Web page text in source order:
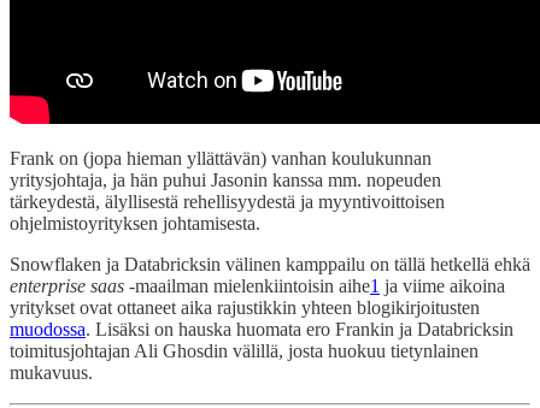
Frank on (jopa hieman yllättävän) vanhan koulukunnan
yritysjohtaja, ja hän puhui Jasonin kanssa mm. nopeuden
tärkeydestä, älyllisestä rehellisyydestä ja myyntivoittoisen
ohjelmistoyrityksen johtamisesta.
Snowflaken ja Databricksin välinen kamppailu on tällä hetkellä ehkä
enterprise saas -maailman mielenkiintoisin aihe1 ja viime aikoina
yritykset ovat ottaneet aika rajustikkin yhteen blogikirjoitusten
muodossa. Lisäksi on hauska huomata ero Frankin ja Databricksin
toimitusjohtajan Ali Ghosdin välillä, josta huokuu tietynlainen
mukavuus.